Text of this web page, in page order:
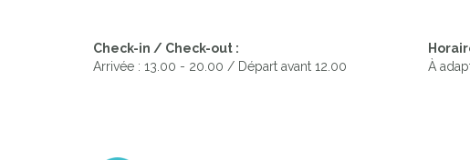
Check-in / Check-out :
Arrivée : 13.00 - 20.00 / Départ avant 12.00
À